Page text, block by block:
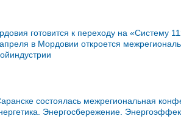
готовится к переходу на «Систему
в Мордовии откроется
состоялась межрегиональная
Энергосбережение.